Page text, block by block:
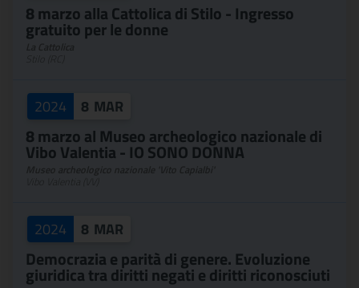
8 marzo alla Cattolica di Stilo - Ingresso
gratuito per le donne
2024 8 MAR
8 marzo al Museo archeologico nazionale di
Vibo Valentia - IO SONO DONNA
2024 8 MAR
Democrazia e parità di genere. Evoluzione
giuridica tra diritti negati e diritti riconosciuti